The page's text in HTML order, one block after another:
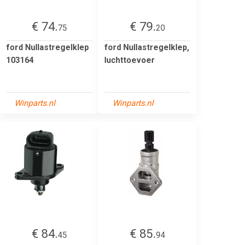
€ 74.75
ford Nullastregelklep
103164
Winparts.nl
€ 79.20
ford Nullastregelklep,
luchttoevoer
Winparts.nl
€ 84.45
€ 85.94